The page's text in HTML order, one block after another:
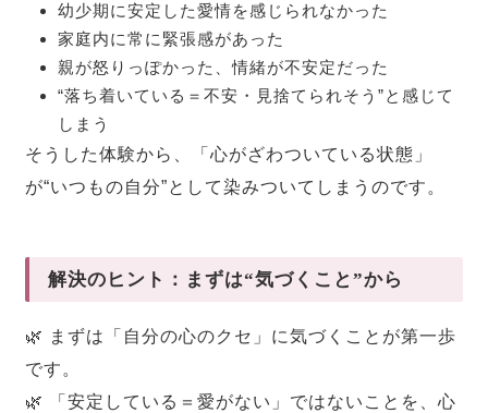
幼少期に安定した愛情を感じられなかった
家庭内に常に緊張感があった
親が怒りっぽかった、情緒が不安定だった
“落ち着いている＝不安・見捨てられそう”と感じて
しまう
そうした体験から、「心がざわついている状態」
が“いつもの自分”として染みついてしまうのです。
解決のヒント：まずは“気づくこと”から
🌿 まずは「自分の心のクセ」に気づくことが第一歩
です。
🌿 「安定している＝愛がない」ではないことを、心